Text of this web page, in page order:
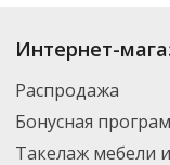
Купить
нужный товар и
транспортной
Интернет-
Распродажа
Бонусная
Такелаж мебели